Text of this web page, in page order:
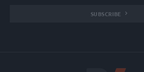
SUBSCRIBE